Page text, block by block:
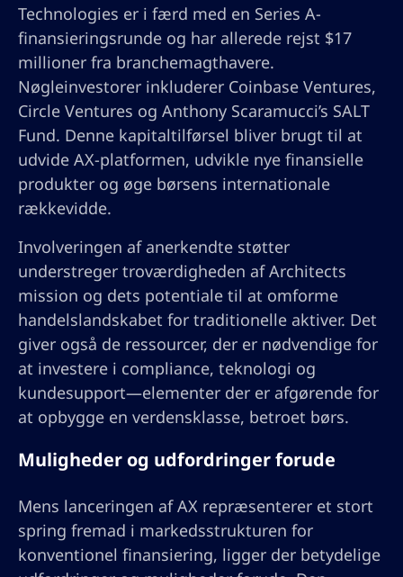
Technologies er i færd med en Series A-
finansieringsrunde og har allerede rejst $17
millioner fra branchemagthavere.
Nøgleinvestorer inkluderer Coinbase Ventures,
Circle Ventures og Anthony Scaramucci’s SALT
Fund. Denne kapitaltilførsel bliver brugt til at
udvide AX-platformen, udvikle nye finansielle
produkter og øge børsens internationale
rækkevidde.
Involveringen af anerkendte støtter
understreger troværdigheden af Architects
mission og dets potentiale til at omforme
handelslandskabet for traditionelle aktiver. Det
giver også de ressourcer, der er nødvendige for
at investere i compliance, teknologi og
kundesupport—elementer der er afgørende for
at opbygge en verdensklasse, betroet børs.
Muligheder og udfordringer forude
Mens lanceringen af AX repræsenterer et stort
spring fremad i markedsstrukturen for
konventionel finansiering, ligger der betydelige